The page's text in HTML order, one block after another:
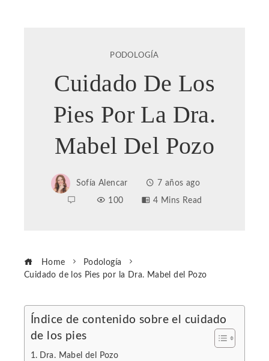
PODOLOGÍA
Cuidado De Los
Pies Por La Dra.
Mabel Del Pozo
Sofía Alencar
7 años ago
100
4 Mins Read
Home
Podología
Cuidado de los Pies por la Dra. Mabel del Pozo
Índice de contenido sobre el cuidado
de los pies
Dra. Mabel del Pozo